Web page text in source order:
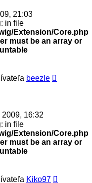
21:03
: in file
Extension/Core.php
must be an array or
beezle
2009, 16:32
: in file
Extension/Core.php
must be an array or
Kiko97